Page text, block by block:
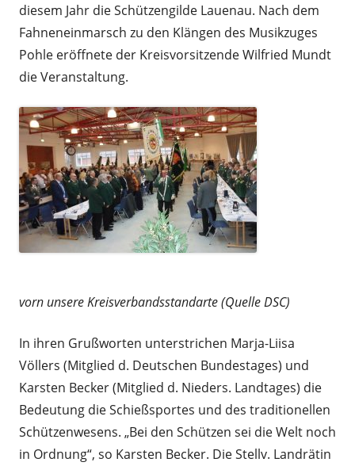
diesem Jahr die Schützengilde Lauenau. Nach dem
Fahneneinmarsch zu den Klängen des Musikzuges
Pohle eröffnete der Kreisvorsitzende Wilfried Mundt
die Veranstaltung.
vorn unsere Kreisverbandsstandarte (Quelle DSC)
In ihren Grußworten unterstrichen Marja-Liisa
Völlers (Mitglied d. Deutschen Bundestages) und
Karsten Becker (Mitglied d. Nieders. Landtages) die
Bedeutung die Schießsportes und des traditionellen
Schützenwesens. „Bei den Schützen sei die Welt noch
in Ordnung“, so Karsten Becker. Die Stellv. Landrätin